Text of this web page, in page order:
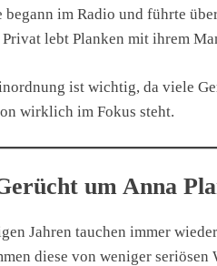
begann im Radio und führte
Privat lebt Planken mit ihrem
ist wichtig, da viele
wirklich im Fokus steht.
um Anna
Jahren tauchen immer
diese von weniger